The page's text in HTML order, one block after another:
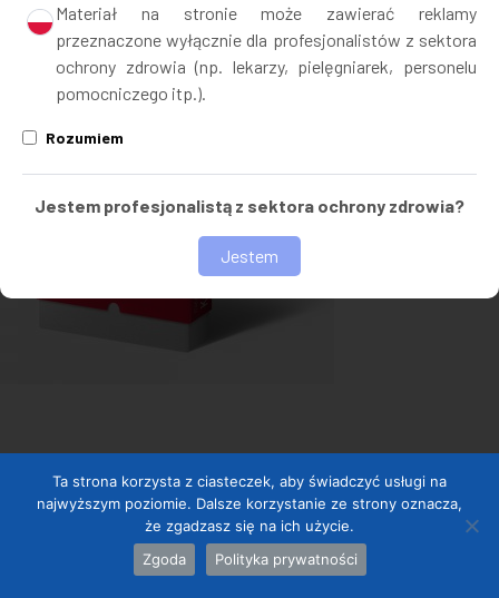
Materiał na stronie może zawierać reklamy
przeznaczone wyłącznie dla profesjonalistów z sektora
ochrony zdrowia (np. lekarzy, pielęgniarek, personelu
pomocniczego itp.).
Rozumiem
Jestem profesjonalistą z sektora ochrony zdrowia?
Jestem
Ta strona korzysta z ciasteczek, aby świadczyć usługi na
najwyższym poziomie. Dalsze korzystanie ze strony oznacza,
że zgadzasz się na ich użycie.
Zgoda
Polityka prywatności